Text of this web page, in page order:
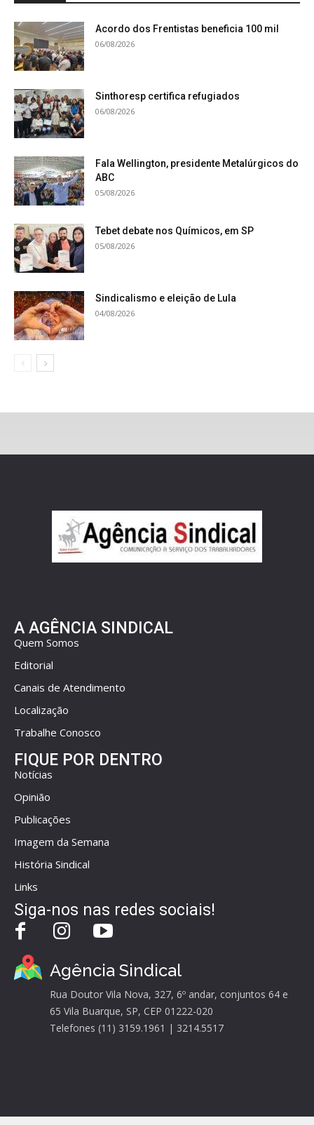
Acordo dos Frentistas beneficia 100 mil
06/08/2026
Sinthoresp certifica refugiados
06/08/2026
Fala Wellington, presidente Metalúrgicos do
ABC
05/08/2026
Tebet debate nos Químicos, em SP
05/08/2026
Sindicalismo e eleição de Lula
04/08/2026
A AGÊNCIA SINDICAL
Quem Somos
Editorial
Canais de Atendimento
Localização
Trabalhe Conosco
FIQUE POR DENTRO
Notícias
Opinião
Publicações
Imagem da Semana
História Sindical
Links
Siga-nos nas redes sociais!
Agência Sindical
Rua Doutor Vila Nova, 327, 6º andar, conjuntos 64 e
65 Vila Buarque, SP, CEP 01222-020
Telefones (11) 3159.1961 | 3214.5517